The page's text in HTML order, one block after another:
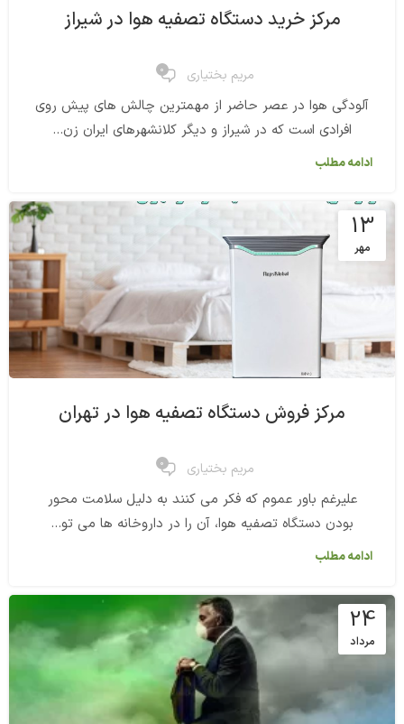
مرکز خرید دستگاه تصفیه هوا در شیراز
مریم بختیاری 0
آلودگی هوا در عصر حاضر از مهمترین چالش های پیش روی
افرادی است که در شیراز و دیگر کلانشهرهای ایران زن...
ادامه مطلب
13
مهر
مرکز فروش دستگاه تصفیه هوا در تهران
مریم بختیاری 0
علیرغم باور عموم که فکر می کنند به دلیل سلامت محور
بودن دستگاه تصفیه هوا، آن را در داروخانه ها می تو...
ادامه مطلب
24
مرداد